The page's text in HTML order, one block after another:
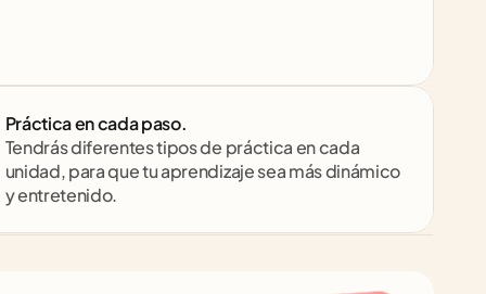
Práctica en cada paso.
Tendrás diferentes tipos de práctica en cada
unidad, para que tu aprendizaje sea más dinámico
y entretenido.